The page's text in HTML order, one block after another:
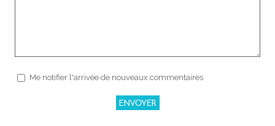
Me notifier l'arrivée de nouveaux commentaires